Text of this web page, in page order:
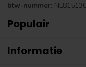
btw-nummer:
Populair
Informatie